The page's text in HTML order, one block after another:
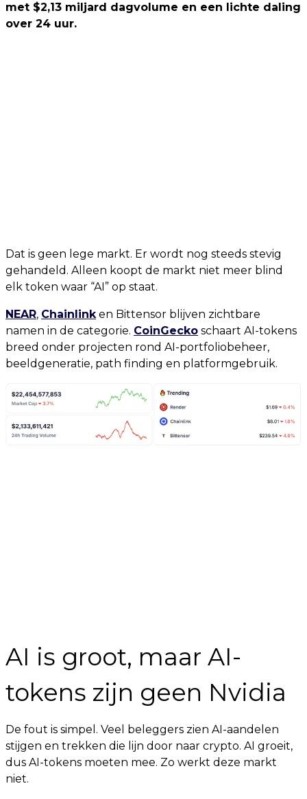
met $2,13 miljard dagvolume en een lichte daling
over 24 uur.
Dat is geen lege markt. Er wordt nog steeds stevig
gehandeld. Alleen koopt de markt niet meer blind
elk token waar “AI” op staat.
NEAR, Chainlinken Bittensor blijven zichtbare
namen in de categorie. CoinGecko schaart AI-tokens
breed onder projecten rond AI-portfoliobeheer,
beeldgeneratie, path finding en platformgebruik.
AI is groot, maar AI-
tokens zijn geen Nvidia
De fout is simpel. Veel beleggers zien AI-aandelen
stijgen en trekken die lijn door naar crypto. AI groeit,
dus AI-tokens moeten mee. Zo werkt deze markt
niet.